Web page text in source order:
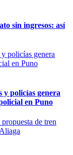
sin ingresos: así
policías genera
en Puno